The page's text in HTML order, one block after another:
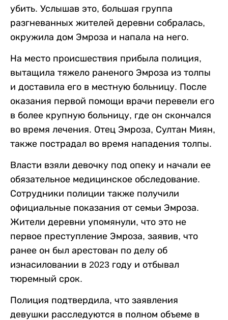
убить. Услышав это, большая группа
разгневанных жителей деревни собралась,
окружила дом Эмроза и напала на него.
На место происшествия прибыла полиция,
вытащила тяжело раненого Эмроза из толпы
и доставила его в местную больницу. После
оказания первой помощи врачи перевели его
в более крупную больницу, где он скончался
во время лечения. Отец Эмроза, Султан Миян,
также пострадал во время нападения толпы.
Власти взяли девочку под опеку и начали ее
обязательное медицинское обследование.
Сотрудники полиции также получили
официальные показания от семьи Эмроза.
Жители деревни упомянули, что это не
первое преступление Эмроза, заявив, что
ранее он был арестован по делу об
изнасиловании в 2023 году и отбывал
тюремный срок.
Полиция подтвердила, что заявления
девушки расследуются в полном объеме в